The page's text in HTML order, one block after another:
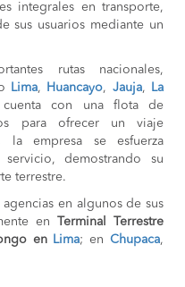
integrales en transporte,
sus usuarios mediante un
rutas nacionales,
Lima, Huancayo, Jauja,
La
con una flota de
para ofrecer un viaje
la empresa se esfuerza
demostrando su
terrestre.
en algunos de sus
en
Terminal Terrestre
en Lima; enChupaca,